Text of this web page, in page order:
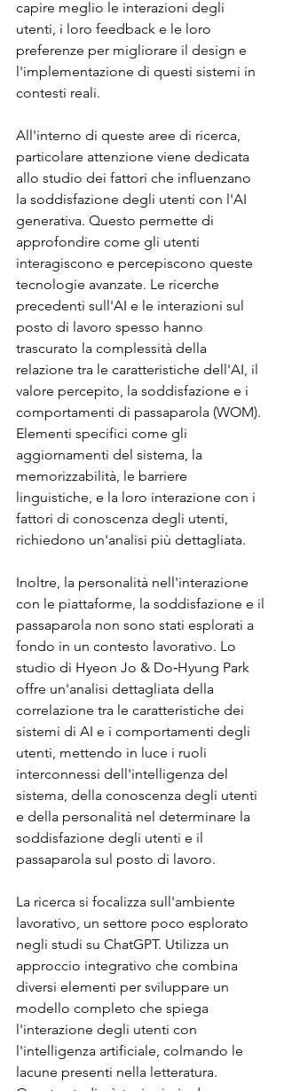
capire meglio le interazioni degli
utenti, i loro feedback e le loro
preferenze per migliorare il design e
l'implementazione di questi sistemi in
contesti reali.
All'interno di queste aree di ricerca,
particolare attenzione viene dedicata
allo studio dei fattori che influenzano
la soddisfazione degli utenti con l'AI
generativa. Questo permette di
approfondire come gli utenti
interagiscono e percepiscono queste
tecnologie avanzate. Le ricerche
precedenti sull'AI e le interazioni sul
posto di lavoro spesso hanno
trascurato la complessità della
relazione tra le caratteristiche dell'AI, il
valore percepito, la soddisfazione e i
comportamenti di passaparola (WOM).
Elementi specifici come gli
aggiornamenti del sistema, la
memorizzabilità, le barriere
linguistiche, e la loro interazione con i
fattori di conoscenza degli utenti,
richiedono un'analisi più dettagliata.
Inoltre, la personalità nell'interazione
con le piattaforme, la soddisfazione e il
passaparola non sono stati esplorati a
fondo in un contesto lavorativo. Lo
studio di Hyeon Jo & Do‑Hyung Park
offre un'analisi dettagliata della
correlazione tra le caratteristiche dei
sistemi di AI e i comportamenti degli
utenti, mettendo in luce i ruoli
interconnessi dell'intelligenza del
sistema, della conoscenza degli utenti
e della personalità nel determinare la
soddisfazione degli utenti e il
passaparola sul posto di lavoro.
La ricerca si focalizza sull'ambiente
lavorativo, un settore poco esplorato
negli studi su ChatGPT. Utilizza un
approccio integrativo che combina
diversi elementi per sviluppare un
modello completo che spiega
l'interazione degli utenti con
l'intelligenza artificiale, colmando le
lacune presenti nella letteratura.